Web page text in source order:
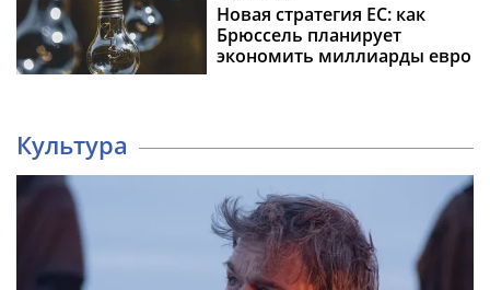
Новая стратегия ЕС: как
Брюссель планирует
экономить миллиарды евро
Культура